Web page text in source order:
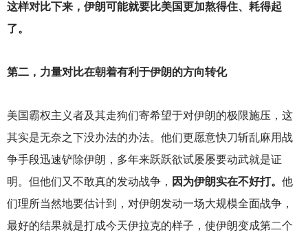
这样对比下来，伊朗可能就要比美国更加熬得住、耗得起
了。
第二，力量对比在朝着有利于伊朗的方向转化
美国霸权主义者及其走狗们寄希望于对伊朗的极限施压，这
其实是无奈之下没办法的办法。他们更愿意快刀斩乱麻用战
争手段迅速铲除伊朗，多年来跃跃欲试屡屡要动武就是证
明。但他们又不敢真的发动战争， 因为伊朗实在不好打。 他
们理所当然地要估计到，对伊朗发动一场大规模全面战争，
最好的结果就是打成今天伊拉克的样子，使伊朗变成第二个